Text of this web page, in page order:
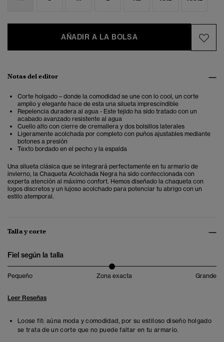
AÑADIR A LA BOLSA
Notas del editor
Corte holgado – donde la comodidad se une con lo cool, un corte
amplio y elegante hace de esta una silueta imprescindible
Repelencia duradera al agua - Este tejido ha sido tratado con un
acabado avanzado resistente al agua
Cuello alto con cierre de cremallera y dos bolsillos laterales
Ligeramente acolchada por completo con puños ajustables mediante
botones a presión
Texto bordado en el pecho y la espalda
Una silueta clásica que se integrará perfectamente en tu armario de
invierno, la Chaqueta Acolchada Negra ha sido confeccionada con
experta atención al máximo confort. Hemos diseñado la chaqueta con
logos discretos y un lujoso acolchado para potenciar tu abrigo con un
estilo atemporal.
Talla y corte
Fiel según la talla
Pequeño Zona exacta Grande
Leer Reseñas
Loose fit: aúna moda y comodidad, por su estiloso diseño holgado
se trata de un corte que no puede faltar en tu armario.